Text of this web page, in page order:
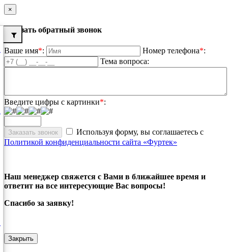
×
Заказать обратный звонок
Ваше имя*: Номер телефона*:
Тема вопроса:
Введите цифры с картинки*:
Используя форму, вы соглашаетесь с
Политикой конфиденциальности сайта «Фуртек»
Наш менеджер свяжется с Вами в ближайшее время и
ответит на все интересующие Вас вопросы!
Спасибо за заявку!
Закрыть